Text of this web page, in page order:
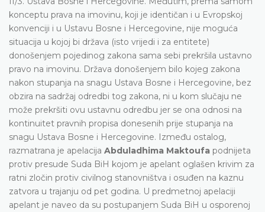
konceptu prava na imovinu, koji je identičan i u Evropskoj
konvenciji i u Ustavu Bosne i Hercegovine, nije moguća
situacija u kojoj bi država (isto vrijedi i za entitete)
donošenjem pojedinog zakona sama sebi prekršila ustavno
pravo na imovinu. Država donošenjem bilo kojeg zakona
nakon stupanja na snagu Ustava Bosne i Hercegovine, bez
obzira na sadržaj odredbi tog zakona, ni u kom slučaju ne
može prekršiti ovu ustavnu odredbu jer se ona odnosi na
kontinuitet pravnih propisa donesenih prije stupanja na
snagu Ustava Bosne i Hercegovine. Između ostalog,
razmatrana je apelacija Abduladhima Maktoufa podnijeta
protiv presude Suda BiH kojom je apelant oglašen krivim za
ratni zločin protiv civilnog stanovništva i osuđen na kaznu
zatvora u trajanju od pet godina. U predmetnoj apelaciji
apelant je naveo da su postupanjem Suda BiH u osporenoj